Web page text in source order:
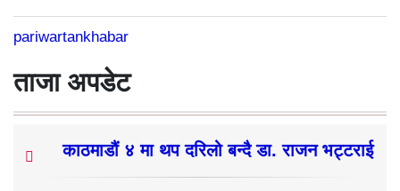
pariwartankhabar
ताजा अपडेट
काठमाडौं ४ मा थप दरिलो बन्दै डा. राजन भट्टराई